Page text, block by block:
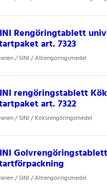
Rengöringtablett
art. 7323
/ SINI / Allrengöringsmedel
rengöringstablett Kök
art. 7322
/ SINI / Köksrengöringsmedel
/ SINI / Allrengöringsmedel